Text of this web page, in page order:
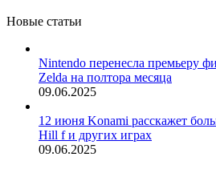
Новые статьи
Nintendo перенесла премьеру
Zelda на полтора месяца
09.06.2025
12 июня Konami расскажет
Hill f и других играх
09.06.2025